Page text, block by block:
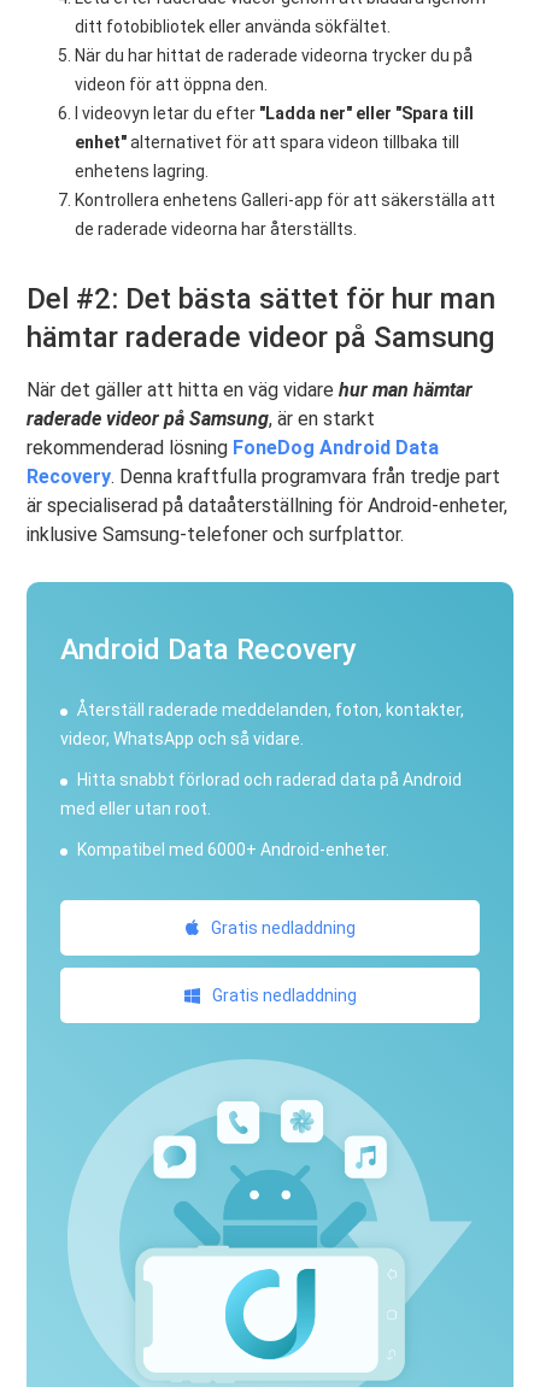
ditt fotobibliotek eller använda sökfältet.
När du har hittat de raderade videorna trycker du på
videon för att öppna den.
I videovyn letar du efter "Ladda ner" eller "Spara till
enhet"alternativet för att spara videon tillbaka till
enhetens lagring.
Kontrollera enhetens Galleri-app för att säkerställa att
de raderade videorna har återställts.
Del #2: Det bästa sättet för hur man
hämtar raderade videor på Samsung
När det gäller att hitta en väg vidarehur man hämtar
raderade videor på Samsung, är en starkt
rekommenderad lösning FoneDog Android Data
Recovery. Denna kraftfulla programvara från tredje part
är specialiserad på dataåterställning för Android-enheter,
inklusive Samsung-telefoner och surfplattor.
Android Data Recovery
Återställ raderade meddelanden, foton, kontakter,
videor, WhatsApp och så vidare.
Hitta snabbt förlorad och raderad data på Android
med eller utan root.
Kompatibel med 6000+ Android-enheter.
Gratis nedladdning
Gratis nedladdning